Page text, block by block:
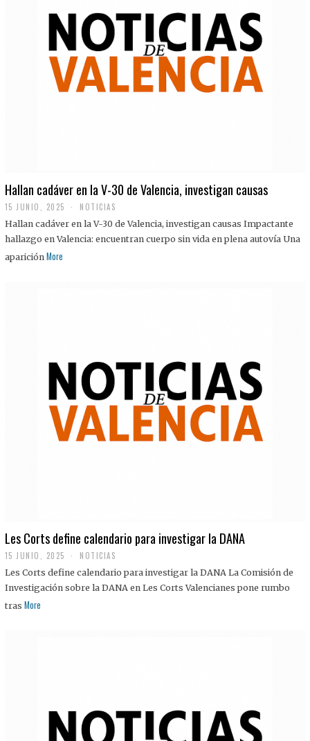
Hallan cadáver en la V-30 de Valencia, investigan causas
15 JUNIO, 2025 NOTICIAS
Hallan cadáver en la V-30 de Valencia, investigan causas Impactante
hallazgo en Valencia: encuentran cuerpo sin vida en plena autovía Una
aparición More
Les Corts define calendario para investigar la DANA
15 JUNIO, 2025 NOTICIAS
Les Corts define calendario para investigar la DANA La Comisión de
Investigación sobre la DANA en Les Corts Valencianes pone rumbo
tras More